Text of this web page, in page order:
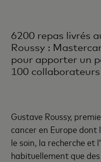
6200 repas livrés
Roussy :
pour apporter un
100
Gustave Roussy,
cancer en Europe
le soin, la recherche et
habituellement que